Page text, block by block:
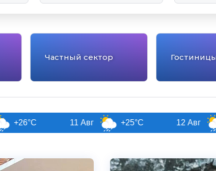
Частный сектор
11 Авг +25°C 12 Авг +26°C